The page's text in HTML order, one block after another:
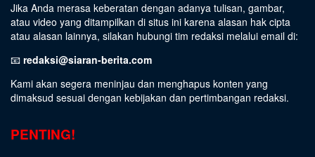
Jika Anda merasa keberatan dengan adanya tulisan, gambar,
atau video yang ditampilkan di situs ini karena alasan hak cipta
atau alasan lainnya, silakan hubungi tim redaksi melalui email di:
📧 redaksi@siaran-berita.com
Kami akan segera meninjau dan menghapus konten yang
dimaksud sesuai dengan kebijakan dan pertimbangan redaksi.
PENTING!